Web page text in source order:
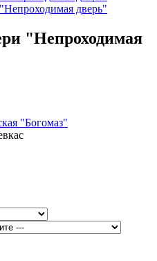
"Непроходимая
"Богомаз"